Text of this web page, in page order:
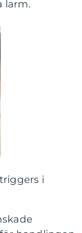
larm.
i